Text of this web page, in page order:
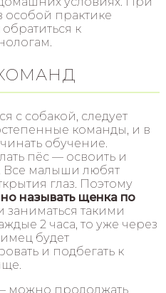
особой практике
к
с собакой, следует
команды, и в
обучение.
пёс — освоить и
Все малыши любят
глаз. Поэтому
называть щенка по
заниматься такими
2 часа, то уже через
будет
и подбегать к
можно продолжать